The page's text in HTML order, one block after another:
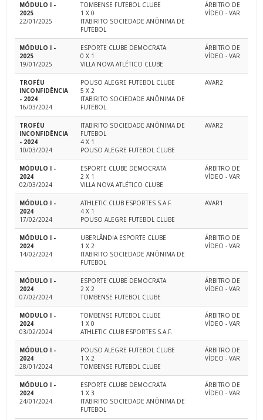
MÓDULO I -
2025
22/01/2025
TOMBENSE FUTEBOL CLUBE
1 X 0
ITABIRITO SOCIEDADE ANÔNIMA DE
FUTEBOL
ÁRBITRO DE
VÍDEO - VAR
MÓDULO I -
2025
19/01/2025
ESPORTE CLUBE DEMOCRATA
0 X 1
VILLA NOVA ATLÉTICO CLUBE
ÁRBITRO DE
VÍDEO - VAR
TROFÉU
INCONFIDÊNCIA
- 2024
16/03/2024
POUSO ALEGRE FUTEBOL CLUBE
5 X 2
ITABIRITO SOCIEDADE ANÔNIMA DE
FUTEBOL
AVAR2
TROFÉU
INCONFIDÊNCIA
- 2024
10/03/2024
ITABIRITO SOCIEDADE ANÔNIMA DE
FUTEBOL
4 X 1
POUSO ALEGRE FUTEBOL CLUBE
AVAR2
MÓDULO I -
2024
02/03/2024
ESPORTE CLUBE DEMOCRATA
2 X 1
VILLA NOVA ATLÉTICO CLUBE
ÁRBITRO DE
VÍDEO - VAR
MÓDULO I -
2024
17/02/2024
ATHLETIC CLUB ESPORTES S.A.F.
4 X 1
POUSO ALEGRE FUTEBOL CLUBE
AVAR1
MÓDULO I -
2024
14/02/2024
UBERLÂNDIA ESPORTE CLUBE
1 X 2
ITABIRITO SOCIEDADE ANÔNIMA DE
FUTEBOL
ÁRBITRO DE
VÍDEO - VAR
MÓDULO I -
2024
07/02/2024
ESPORTE CLUBE DEMOCRATA
2 X 2
TOMBENSE FUTEBOL CLUBE
ÁRBITRO DE
VÍDEO - VAR
MÓDULO I -
2024
03/02/2024
TOMBENSE FUTEBOL CLUBE
1 X 0
ATHLETIC CLUB ESPORTES S.A.F.
ÁRBITRO DE
VÍDEO - VAR
MÓDULO I -
2024
28/01/2024
POUSO ALEGRE FUTEBOL CLUBE
1 X 2
TOMBENSE FUTEBOL CLUBE
ÁRBITRO DE
VÍDEO - VAR
MÓDULO I -
2024
24/01/2024
ESPORTE CLUBE DEMOCRATA
1 X 3
ITABIRITO SOCIEDADE ANÔNIMA DE
FUTEBOL
ÁRBITRO DE
VÍDEO - VAR